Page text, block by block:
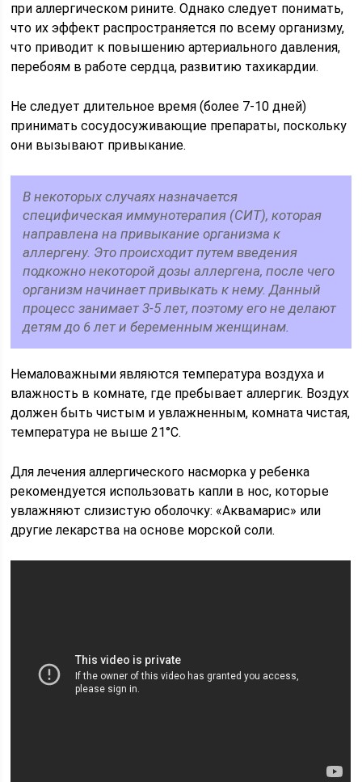
при аллергическом рините. Однако следует понимать,
что их эффект распространяется по всему организму,
что приводит к повышению артериального давления,
перебоям в работе сердца, развитию тахикардии.
Не следует длительное время (более 7-10 дней)
принимать сосудосуживающие препараты, поскольку
они вызывают привыкание.
В некоторых случаях назначается
специфическая иммунотерапия (СИТ), которая
направлена на привыкание организма к
аллергену. Это происходит путем введения
подкожно некоторой дозы аллергена, после чего
организм начинает привыкать к нему. Данный
процесс занимает 3-5 лет, поэтому его не делают
детям до 6 лет и беременным женщинам.
Немаловажными являются температура воздуха и
влажность в комнате, где пребывает аллергик. Воздух
должен быть чистым и увлажненным, комната чистая,
температура не выше 21°С.
Для лечения аллергического насморка у ребенка
рекомендуется использовать капли в нос, которые
увлажняют слизистую оболочку: «Аквамарис» или
другие лекарства на основе морской соли.